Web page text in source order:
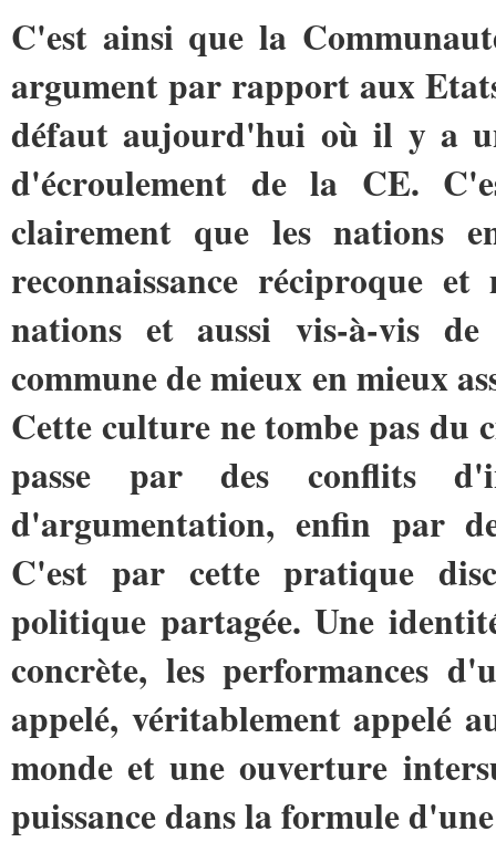
C'est ainsi que la
argument par rapport aux
défaut aujourd'hui où il y a
d'écroulement de la CE.
clairement que les nations
reconnaissance réciproque
nations et aussi vis-à-vis
commune de mieux en mieux
Cette culture ne tombe pas
passe par des conflits
d'argumentation, enfin par
C'est par cette pratique
politique partagée. Une
concrète, les performances
appelé, véritablement appelé
monde et une ouverture
puissance dans la formule